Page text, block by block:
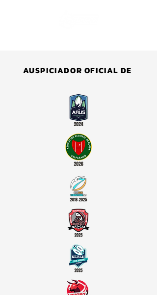
AUSPICIADOR OFICIAL DE